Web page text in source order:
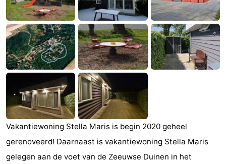
Monumenten
-
Kerken
-
Vuurtorens
-
Uitkijkpunten
Attracties
-
Speeltuinen
-
Binnenspeeltuinen
-
Vakantiewoning Stella Maris is begin 2020 geheel
gerenoveerd! Daarnaast is vakantiewoning Stella Maris
gelegen aan de voet van de Zeeuwse Duinen in het